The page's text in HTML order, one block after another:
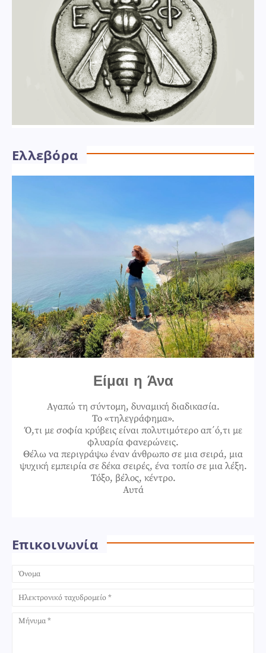
Ελλεβόρα
Είμαι η Άνα
Αγαπώ τη σύντομη, δυναμική διαδικασία.
Το «τηλεγράφημα».
Ό,τι με σοφία κρύβεις είναι πολυτιμότερο απ΄ό,τι με
φλυαρία φανερώνεις.
Θέλω να περιγράψω έναν άνθρωπο σε μια σειρά, μια
ψυχική εμπειρία σε δέκα σειρές, ένα τοπίο σε μια λέξη.
Τόξο, βέλος, κέντρο.
Αυτά
Επικοινωνία